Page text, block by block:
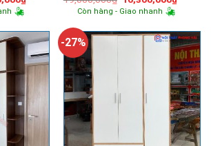
hiện
11,100,000₫.
gốc
là:
hiện
Còn hàng - Giao nhanh
-27%